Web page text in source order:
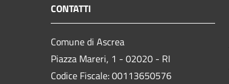
CONTATTI
Comune di Ascrea
Piazza Mareri, 1 - 02020 - RI
Codice Fiscale: 00113650576